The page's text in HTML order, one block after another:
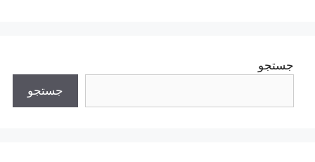
جستجو
جستجو